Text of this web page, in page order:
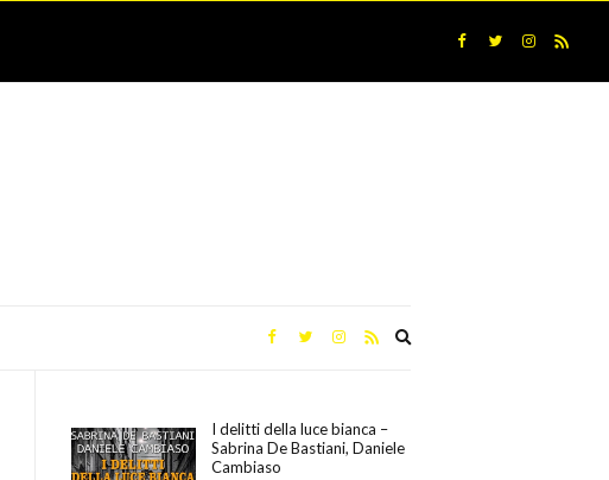
I delitti della luce bianca –
Sabrina De Bastiani, Daniele
Cambiaso